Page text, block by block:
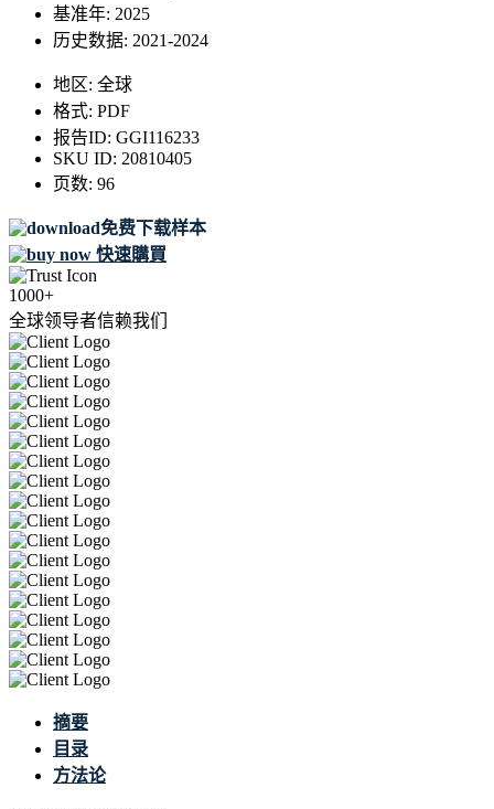
基准年: 2025
历史数据: 2021-2024
地区: 全球
格式: PDF
报告ID: GGI116233
SKU ID: 20810405
页数: 96
免费下载样本
快速購買
1000+
全球领导者信赖我们
摘要
目录
方法论